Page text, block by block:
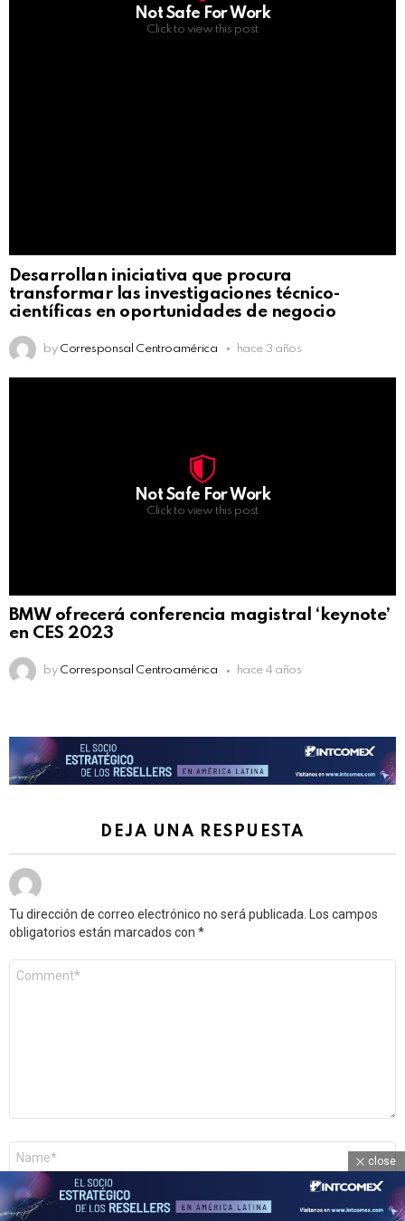
Not Safe For Work
Click to view this post
Desarrollan iniciativa que procura
transformar las investigaciones técnico-
científicas en oportunidades de negocio
by Corresponsal Centroamérica hace 3 años
Not Safe For Work
Click to view this post
BMW ofrecerá conferencia magistral ‘keynote’
en CES 2023
by Corresponsal Centroamérica hace 4 años
DEJA UNA RESPUESTA
Tu dirección de correo electrónico no será publicada.
Los campos
obligatorios están marcados con *
Correo
electrónico
close